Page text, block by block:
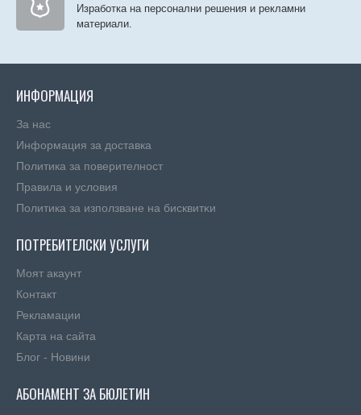
Изработка на персонални решения и рекламни
материали.
ИНФОРМАЦИЯ
За нас
Информация за доставка
Политика за поверителност
Правила и условия
Πoлитика зa изпoлзвaнe нa бисквитĸи
ПОТРЕБИТЕЛСКИ УСЛУГИ
Моят акаунт
Контакт
Рекламации
Карта на сайта
Блог - Новини
АБОНАМЕНТ ЗА БЮЛЕТИН